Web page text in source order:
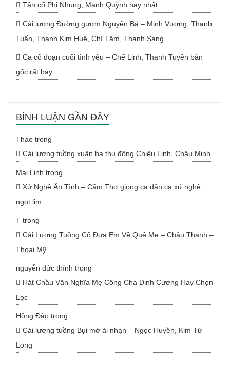
Tân cổ Phi Nhung, Mạnh Quỳnh hay nhất
Cải lương Đường gươm Nguyên Bá – Minh Vương, Thanh
Tuấn, Thanh Kim Huệ, Chí Tâm, Thanh Sang
Ca cổ đoạn cuối tình yêu – Chế Linh, Thanh Tuyền bản
gốc rất hay
BÌNH LUẬN GẦN ĐÂY
Thao trong
Cải lương tuồng xuân hạ thu đông Chiêu Linh, Châu Minh
Mai Linh trong
Xứ Nghệ Ân Tình – Cẩm Thơ giọng ca dân ca xứ nghệ
ngọt lịm
T trong
Cải Lương Tuồng Cổ Đưa Em Về Quê Mẹ – Châu Thanh –
Thoại Mỹ
nguyễn đức thính trong
Hát Chầu Văn Nghĩa Mẹ Công Cha Đinh Cương Hay Chọn
Lọc
Hồng Đào trong
Cải lương tuồng Bụi mờ ải nhạn – Ngọc Huyền, Kim Tử
Long